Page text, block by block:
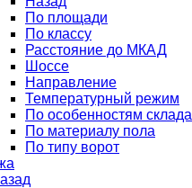
По площади
По классу
Расстояние до МКАД
Шоссе
Направление
Температурный режим
По особенностям склада
По материалу пола
По типу ворот